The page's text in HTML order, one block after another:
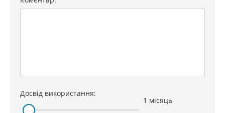
Досвід використання:
1 місяць